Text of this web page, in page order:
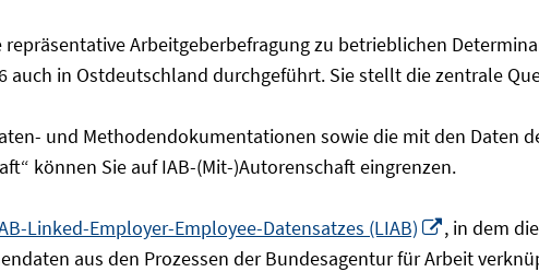
Arbeitgeberbefragung zu betrieblichen
auch in Ostdeutschland durchgeführt. Sie stellt die zentrale
und Methodendokumentationen sowie die mit den Daten
können Sie auf IAB-(Mit-)Autorenschaft eingrenzen.
Linked-Employer-Employee-Datensatzes (LIAB)
In
neuem
, in dem
aus den Prozessen der Bundesagentur für Arbeit